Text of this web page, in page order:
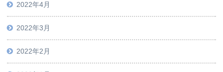
2022年4月
2022年3月
2022年2月